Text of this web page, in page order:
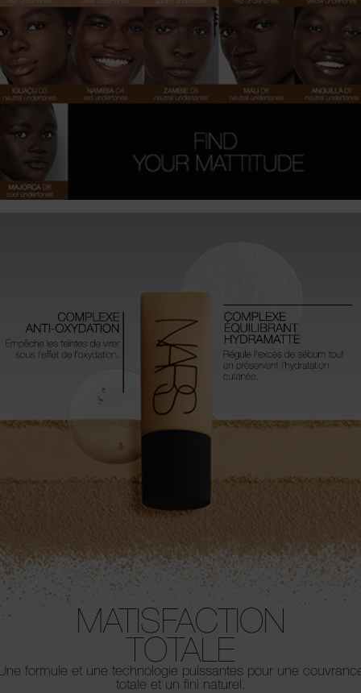
MATISFACTION
TOTALE
formule et une technologie puissantes pour une
totale et un fini naturel.